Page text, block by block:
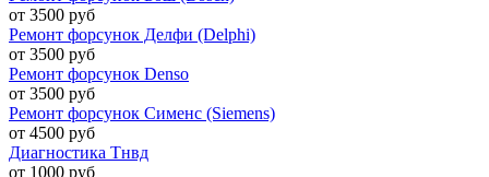
от 3500 руб
Ремонт форсунок Делфи (Delphi)
от 3500 руб
Ремонт форсунок Denso
от 3500 руб
Ремонт форсунок Сименс (Siemens)
от 4500 руб
Диагностика Тнвд
от 1000 руб